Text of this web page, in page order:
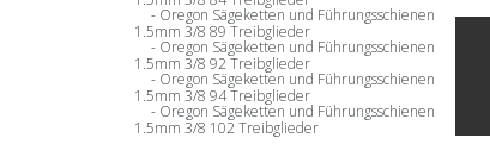
Oregon Sägeketten und Führungsschienen
1.5mm 3/8 89 Treibglieder
Oregon Sägeketten und Führungsschienen
1.5mm 3/8 92 Treibglieder
Oregon Sägeketten und Führungsschienen
1.5mm 3/8 94 Treibglieder
Oregon Sägeketten und Führungsschienen
1.5mm 3/8 102 Treibglieder